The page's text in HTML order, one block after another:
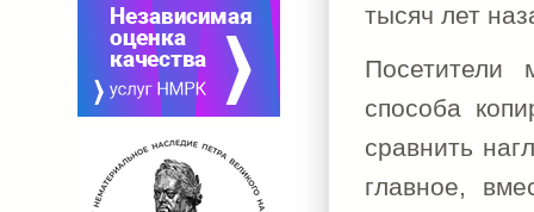
тысяч лет
Посетители
способа
сравнить
главное,